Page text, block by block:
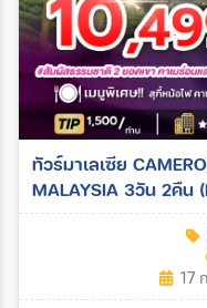
ทัวร์มาเลเซีย
MALAYSIA 3วัน
17